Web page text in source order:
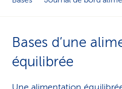
Bases d’une
équilibrée
Une alimentation